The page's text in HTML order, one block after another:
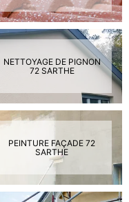
NETTOYAGE DE PIGNON
72 SARTHE
PEINTURE FAÇADE 72
SARTHE